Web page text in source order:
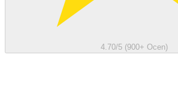
4.70/5 (900+ Ocen)